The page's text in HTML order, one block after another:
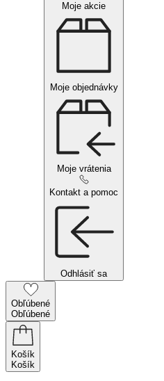
Moje akcie
Moje objednávky
Moje vrátenia
Kontakt a pomoc
Odhlásiť sa
Obľúbené
Obľúbené
Košík
Košík